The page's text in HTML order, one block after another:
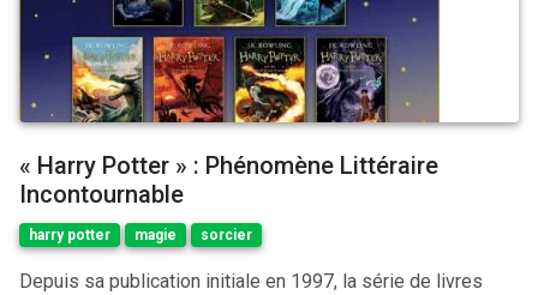
« Harry Potter » : Phénomène Littéraire
Incontournable
harry potter magie sorcier
Depuis sa publication initiale en 1997, la série de livres